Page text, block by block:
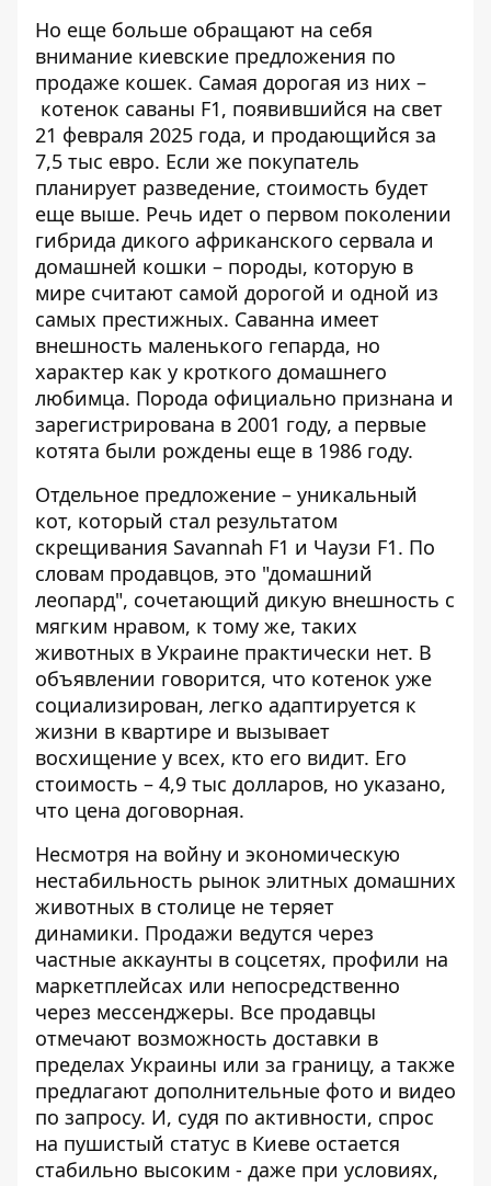
Но еще больше обращают на себя
внимание киевские предложения по
продаже кошек. Самая дорогая из них –
котенок саваны F1, появившийся на свет
21 февраля 2025 года, и продающийся за
7,5 тыс евро. Если же покупатель
планирует разведение, стоимость будет
еще выше. Речь идет о первом поколении
гибрида дикого африканского сервала и
домашней кошки – породы, которую в
мире считают самой дорогой и одной из
самых престижных. Саванна имеет
внешность маленького гепарда, но
характер как у кроткого домашнего
любимца. Порода официально признана и
зарегистрирована в 2001 году, а первые
котята были рождены еще в 1986 году.
Отдельное предложение – уникальный
кот, который стал результатом
скрещивания Savannah F1 и Чаузи F1. По
словам продавцов, это "домашний
леопард", сочетающий дикую внешность с
мягким нравом, к тому же, таких
животных в Украине практически нет. В
объявлении говорится, что котенок уже
социализирован, легко адаптируется к
жизни в квартире и вызывает
восхищение у всех, кто его видит. Его
стоимость – 4,9 тыс долларов, но указано,
что цена договорная.
Несмотря на войну и экономическую
нестабильность рынок элитных домашних
животных в столице не теряет
динамики. Продажи ведутся через
частные аккаунты в соцсетях, профили на
маркетплейсах или непосредственно
через мессенджеры. Все продавцы
отмечают возможность доставки в
пределах Украины или за границу, а также
предлагают дополнительные фото и видео
по запросу. И, судя по активности, спрос
на пушистый статус в Киеве остается
стабильно высоким - даже при условиях,